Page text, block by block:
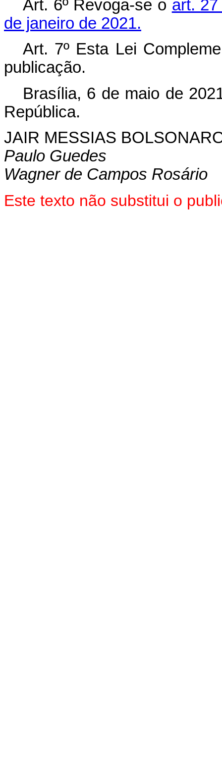
Art. 6º Revoga-se o art.
de janeiro de 2021.
Art. 7º Esta Lei
publicação.
Brasília, 6 de maio de
República.
JAIR MESSIAS
Paulo Guedes
Wagner de Campos Rosário
Este texto não substitui o